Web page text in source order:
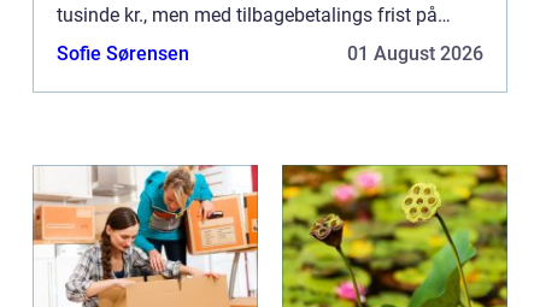
tusinde kr., men med tilbagebetalings frist på
under et år. Typisk vil lånet skulle betales på et par
Sofie Sørensen 01 August 2026